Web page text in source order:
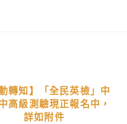
動轉知】「全民英檢」中
高級測驗現正報名中，
詳如附件